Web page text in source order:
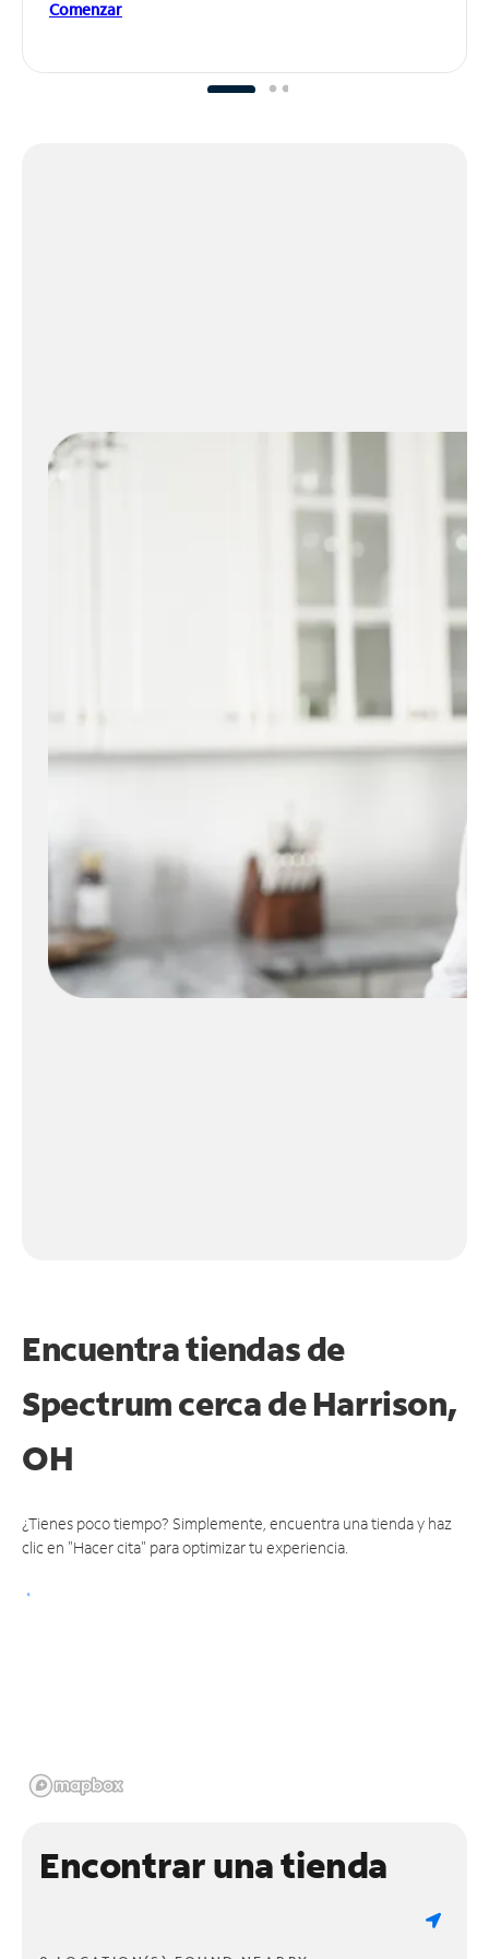
Comenzar
Encuentra tiendas de
Spectrum cerca deHarrison,
OH
¿Tienes poco tiempo? Simplemente, encuentra una tienda y haz
clic en "Hacer cita" para optimizar tu experiencia.
Encontrar una tienda